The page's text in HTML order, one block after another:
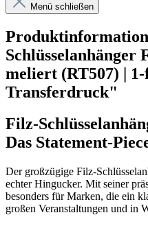
Menü schließen
meliert (RT507) |
Transferdruck"
Filz-
Das Statement-
Der großzügige Filz-
echter Hingucker. Mit seiner
besonders für Marken, die ein
großen Veranstaltungen und in